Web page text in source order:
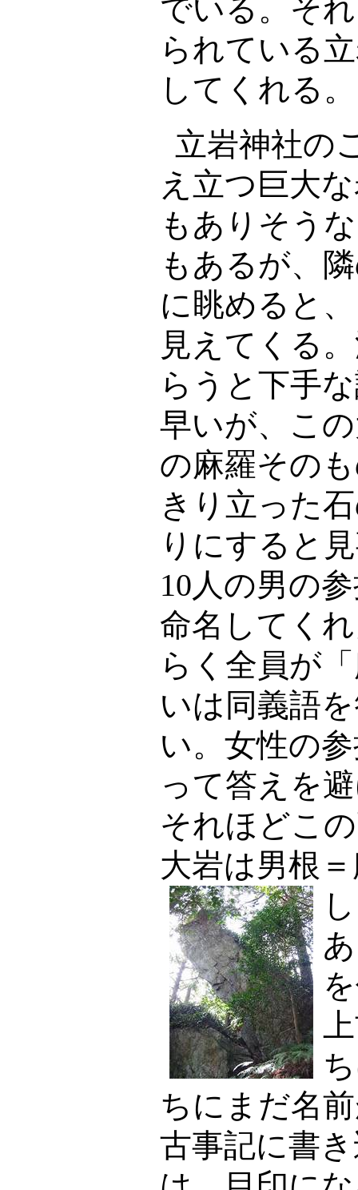
でいる。そ
られている
してくれる。
立岩神社の
え立つ巨大
もありそう
もあるが、
に眺めると
見えてくる
らうと下手
早いが、こ
の麻羅その
きり立った
りにすると
10人の男の
命名してく
らく全員が
いは同義語
い。女性の
って答えを
それほどこ
大岩は男根
ちにまだ名
古事記に書